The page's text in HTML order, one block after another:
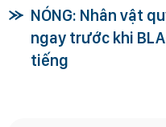
NÓNG: Nhân vật
ngay trước khi
tiếng